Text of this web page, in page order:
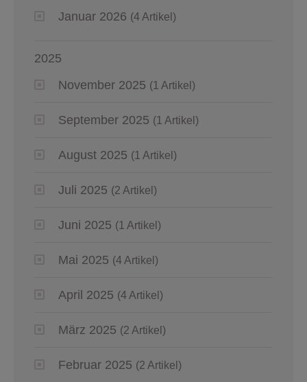
Januar 2026 (4 Artikel)
2025
November 2025 (1 Artikel)
September 2025 (1 Artikel)
August 2025 (1 Artikel)
Juli 2025 (2 Artikel)
Juni 2025 (1 Artikel)
Mai 2025 (4 Artikel)
April 2025 (4 Artikel)
März 2025 (2 Artikel)
Februar 2025 (2 Artikel)